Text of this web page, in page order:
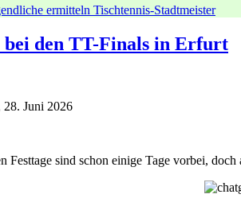
ermitteln Tischtennis-Stadtmeister
bei den TT-Finals in Erfurt
28. Juni 2026
sind schon einige Tage vorbei,